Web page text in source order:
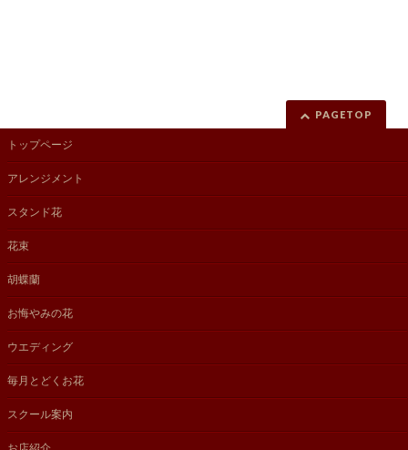
PAGETOP
トップページ
アレンジメント
スタンド花
花束
胡蝶蘭
お悔やみの花
ウエディング
毎月とどくお花
スクール案内